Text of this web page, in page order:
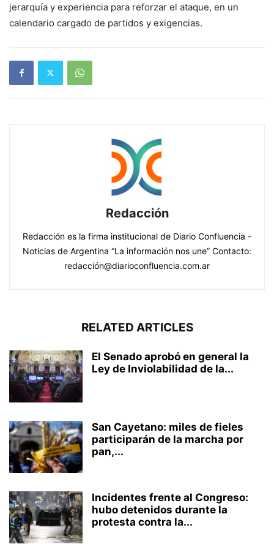
jerarquía y experiencia para reforzar el ataque, en un
calendario cargado de partidos y exigencias.
Redacción
Redacción es la firma institucional de Diario Confluencia -
Noticias de Argentina “La información nos une” Contacto:
redacción@diarioconfluencia.com.ar
RELATED ARTICLES
El Senado aprobó en general la
Ley de Inviolabilidad de la...
San Cayetano: miles de fieles
participarán de la marcha por
pan,...
Incidentes frente al Congreso:
hubo detenidos durante la
protesta contra la...